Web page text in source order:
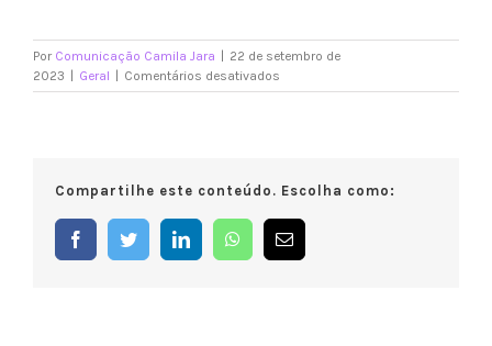
Por Comunicação Camila Jara
22 de setembro de
2023
Geral Comentários desativados
Deputada
categorias
Prêmio
Congresso
Compartilhe este conteúdo. Escolha como:
FacebookTwitterLinkedIn WhatsApp
E-
mail